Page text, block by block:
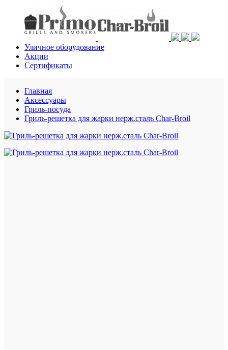
Уличное оборудование
Акции
Сертификаты
Главная
Аксессуары
Гриль-посуда
Гриль-решетка для жарки нерж.сталь Char-Broil